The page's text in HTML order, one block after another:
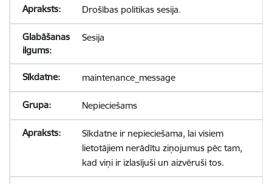
Drošības politikas sesija.
Sesija
maintenance_message
Nepieciešams
Sīkdatne ir nepieciešama, lai visiem
lietotājiem nerādītu ziņojumus pēc tam,
kad viņi ir izlasījuši un aizvēruši tos.